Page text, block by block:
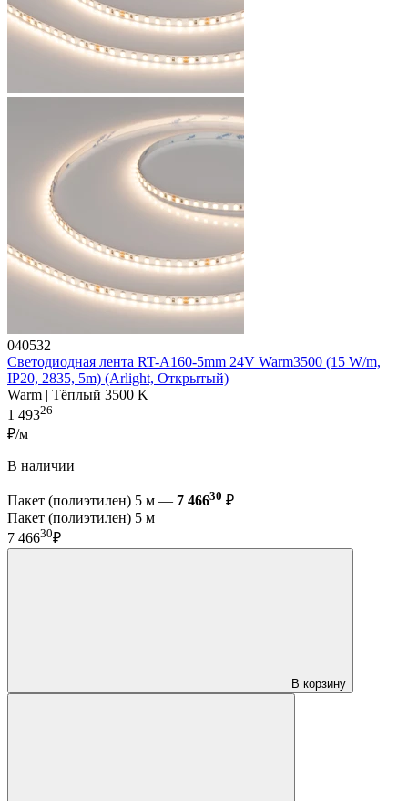
040532
Светодиодная лента RT-A160-5mm 24V Warm3500 (15 W/m,
IP20, 2835, 5m) (Arlight, Открытый)
Warm | Тёплый 3500 K
1 49326
₽/м
В наличии
Пакет (полиэтилен) 5 м — 7 46630 ₽
Пакет (полиэтилен) 5 м
7 46630₽
В корзину